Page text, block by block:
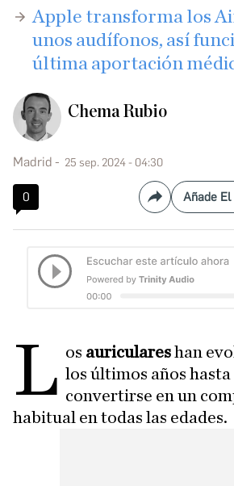
​Apple transforma los
unos audífonos, así
última aportación
Chema Rubio
Madrid 25 sep. 2024 - 04:30
0 Compartir
Añade
L os auriculareshan
los últimos años
convertirse en un
habitual en todas las edades.